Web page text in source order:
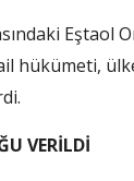
Eştaol
hükümeti,
VERİLDİ